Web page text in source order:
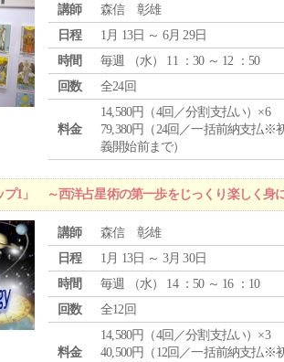
講師
森信 彰雄
日程
1月 13日 ～ 6月 29日
時間
毎週 （水） 11 ：30 ～ 12 ：50
回数
全24回
料金
14,580円（4回／分割支払い）×6
79,380円（24回／一括前納支払※
義開始前まで）
プ1」 ～西洋占星術の第一歩をじっくり楽しく身
講師
森信 彰雄
日程
1月 13日 ～ 3月 30日
時間
毎週 （水） 14 ：50 ～ 16 ：10
回数
全12回
料金
14,580円（4回／分割支払い）×3
40,500円（12回／一括前納支払※